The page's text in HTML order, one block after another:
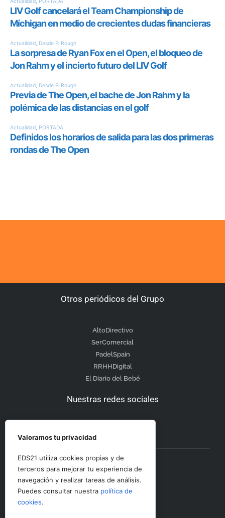
Otros periódicos del Grupo
AltoDirectivo
SerComercial
PadelSpain
RRHHDigital
El Diario del Bebé
Nuestras redes sociales
Otras secciones
Contacto
Valoramos tu privacidad
EDS21 utiliza cookies propias y de
terceros para mejorar tu experiencia de
navegación y realizar tareas de análisis.
Puedes consultar nuestra política de
cookies.